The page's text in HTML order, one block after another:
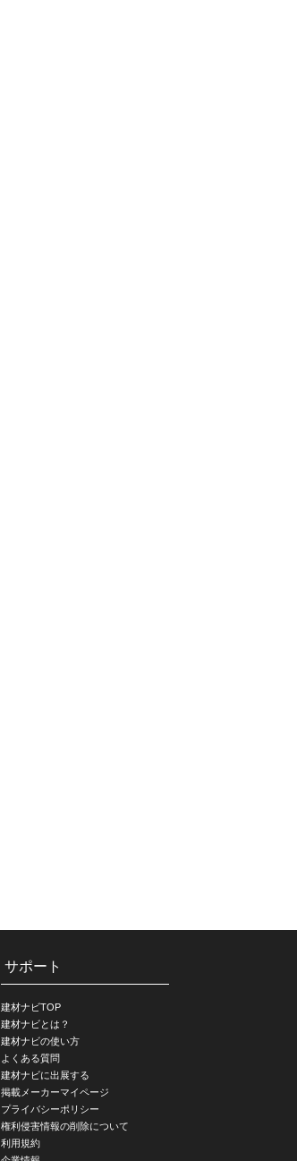
サポート
建材ナビTOP
建材ナビとは？
建材ナビの使い方
よくある質問
建材ナビに出展する
掲載メーカーマイページ
プライバシーポリシー
権利侵害情報の削除について
利用規約